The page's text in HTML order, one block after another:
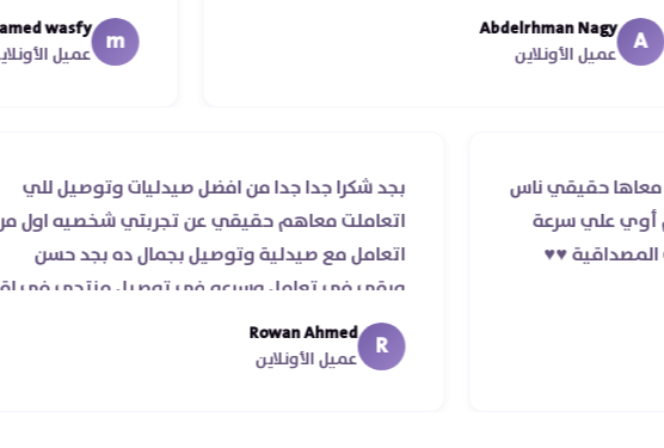
بالرغم من انتهاء موعد عمله ..فضل يتابع
ما استلمت ..شكرا جزيلا ليكم
Abdelrhman
الأونلاين
mohamed wasfy
عميل الأونلاين
معاها حقيقي ناس
ليكم أوي علي سرعة
وعلي المصداقية ♥️♥️‏
بجد شكرا جدا جدا من افضل صيدليات
اتعاملت معاهم حقيقي عن تجربتي
اتعامل مع صيدلية وتوصيل بجمال ده بجد
ورقي في تعامل وسرعه في توصيل
من يومين من اسكندرية للقاهره ..
R
Rowan Ahmed
عميل الأونلاين